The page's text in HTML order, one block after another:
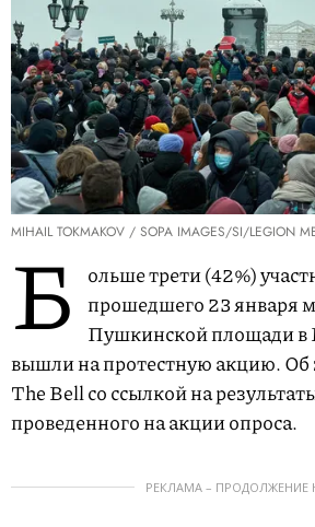
MIHAIL TOKMAKOV / SOPA IMAGES/SI/LEGION
Б
ольше трети (42%)
прошедшего 23 января
Пушкинской площади в
вышли на протестную акцию. Об
The Bell со ссылкой на
проведенного на акции опроса.
РЕКЛАМА – ПРОДОЛЖЕНИЕ